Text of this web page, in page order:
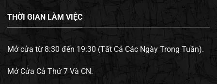
THỜI GIAN LÀM VIỆC
Mở cửa từ 8:30 đến 19:30 (Tất Cả Các Ngày Trong Tuần).
Mở Cửa Cả Thứ 7 Và CN.